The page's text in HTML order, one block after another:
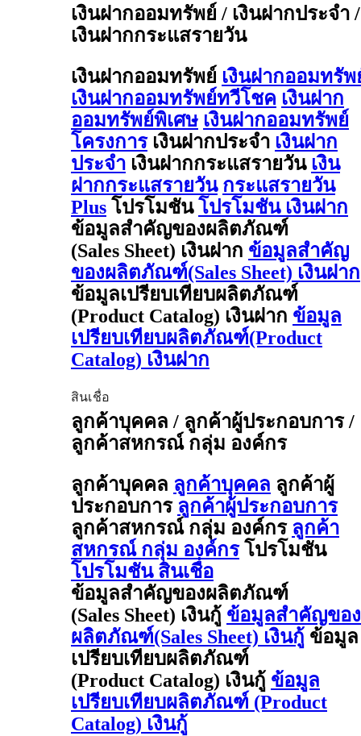
เงินฝากออมทรัพย์ / เงินฝากประจำ /
เงินฝากกระแสรายวัน
เงินฝากออมทรัพย์ เงินฝากออมทรัพ
เงินฝากออมทรัพย์ทวีโชค เงินฝาก
ออมทรัพย์พิเศษ เงินฝากออมทรัพย์
โครงการ เงินฝากประจำ เงินฝาก
ประจำ เงินฝากกระแสรายวัน เงิน
ฝากกระแสรายวัน กระแสรายวัน
Plus โปรโมชัน โปรโมชัน เงินฝาก
ข้อมูลสำคัญของผลิตภัณฑ์
(Sales Sheet) เงินฝาก ข้อมูลสำคัญ
ของผลิตภัณฑ์(Sales Sheet) เงินฝาก
ข้อมูลเปรียบเทียบผลิตภัณฑ์
(Product Catalog) เงินฝาก ข้อมูล
เปรียบเทียบผลิตภัณฑ์(Product
Catalog) เงินฝาก
สินเชื่อ
ลูกค้าบุคคล / ลูกค้าผู้ประกอบการ /
ลูกค้าสหกรณ์ กลุ่ม องค์กร
ลูกค้าบุคคล ลูกค้าบุคคล ลูกค้าผู้
ประกอบการ ลูกค้าผู้ประกอบการ
ลูกค้าสหกรณ์ กลุ่ม องค์กร ลูกค้า
สหกรณ์ กลุ่ม องค์กร โปรโมชัน
โปรโมชัน สินเชื่อ
ข้อมูลสำคัญของผลิตภัณฑ์
(Sales Sheet) เงินกู้ ข้อมูลสำคัญของ
ผลิตภัณฑ์(Sales Sheet) เงินกู้ ข้อมูล
เปรียบเทียบผลิตภัณฑ์
(Product Catalog) เงินกู้ ข้อมูล
เปรียบเทียบผลิตภัณฑ์ (Product
Catalog) เงินกู้